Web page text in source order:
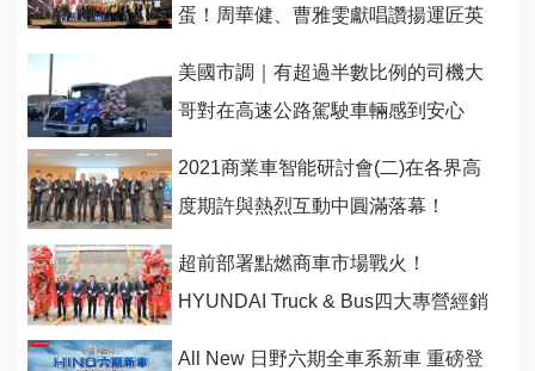
蛋！周華健、曹雅雯獻唱讚揚運匠英
美國市調｜有超過半數比例的司機大
哥對在高速公路駕駛車輛感到安心
2021商業車智能研討會(二)在各界高
度期許與熱烈互動中圓滿落幕！
超前部署點燃商車市場戰火！
HYUNDAI Truck & Bus四大專營經銷
All New 日野六期全車系新車 重磅登